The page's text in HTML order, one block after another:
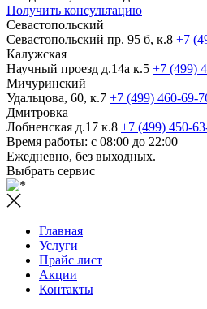
Получить консультацию
Севастопольский
Севастопольский пр. 95 б, к.8 +7
Калужская
Научный проезд д.14а к.5 +7 (499)
Мичуринский
Удальцова, 60, к.7 +7 (499) 460-69-
Дмитровка
Лобненская д.17 к.8 +7 (499) 450-
Время работы: с 08:00 до 22:00
Ежедневно, без выходных.
Выбрать сервис
Главная
Услуги
Прайс лист
Акции
Контакты